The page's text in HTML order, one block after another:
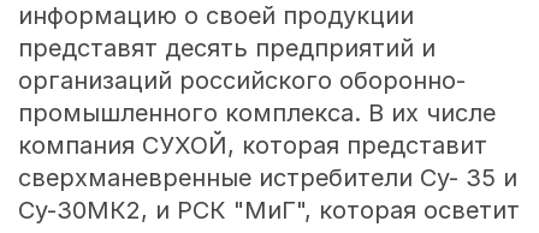
информацию о своей продукции
представят десять предприятий и
организаций российского оборонно-
промышленного комплекса. В их числе
компания СУХОЙ, которая представит
сверхманевренные истребители Су- 35 и
Су-30МК2, и РСК "МиГ", которая осветит